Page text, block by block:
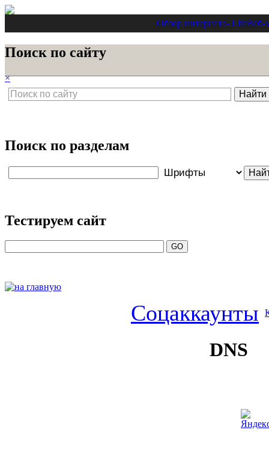
Обзор интернета- LiteВеб-
Поиск по сайту
×
Поиск по разделам
Тестируем сайт
Соцаккаунты
DNS